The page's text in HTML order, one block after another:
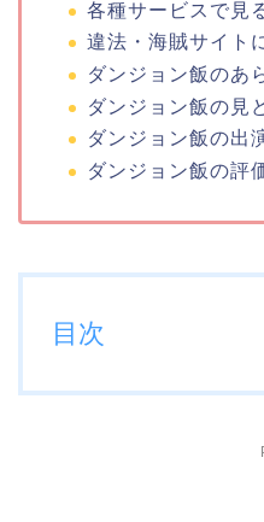
各種サービスで見
違法・海賊サイト
ダンジョン飯のあ
ダンジョン飯の見
ダンジョン飯の出
ダンジョン飯の評
目次